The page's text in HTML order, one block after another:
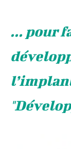
... pour